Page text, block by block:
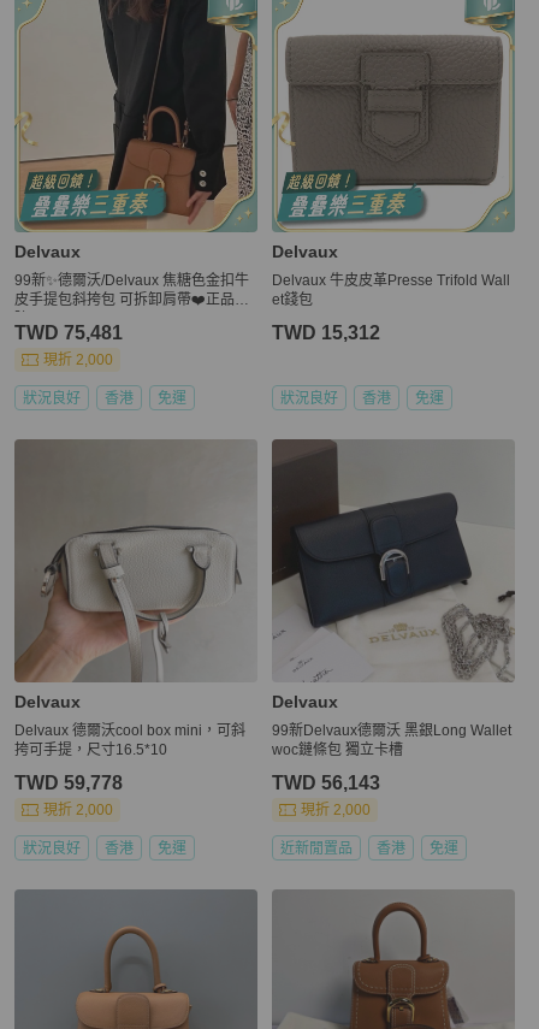
Delvaux
99新✨德爾沃/Delvaux 焦糖色金扣牛
皮手提包斜挎包 可拆卸肩帶❤️正品保
TWD 75,481
現折 2,000
狀況良好 香港 免運
Delvaux
Delvaux 牛皮皮革Presse Trifold Wall
et錢包
TWD 15,312
狀況良好 香港 免運
Delvaux
Delvaux 德爾沃cool box mini，可斜
挎可手提，尺寸16.5*10
TWD 59,778
現折 2,000
狀況良好 香港 免運
Delvaux
99新Delvaux德爾沃 黑銀Long Wallet
woc鏈條包 獨立卡槽
TWD 56,143
現折 2,000
近新閒置品 香港 免運